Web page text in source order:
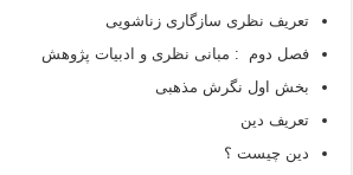
تعریف نظری سازگاری زناشویی
فصل دوم : مبانی نظری و ادبیات پژوهش
بخش اول نگرش مذهبی
تعریف دین
دین چیست ؟